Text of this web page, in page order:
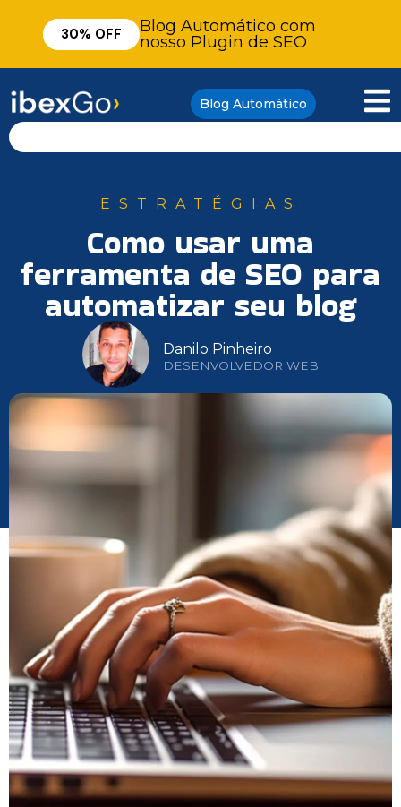
30% OFF
Blog Automático com
nosso Plugin de SEO
Blog Automático
ESTRATÉGIAS
Como usar uma
ferramenta de SEO para
automatizar seu blog
Danilo Pinheiro
DESENVOLVEDOR WEB